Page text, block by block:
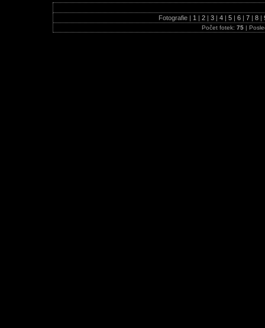
Fotografie | 1 | 2 | 3 | 4 | 5 | 6 | 7 | 8 |
Počet fotek: 75|